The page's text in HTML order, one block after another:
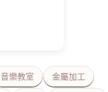
音樂教室 金屬加工